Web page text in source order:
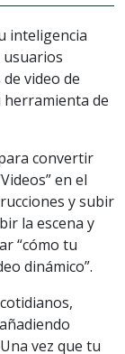
inteligencia
usuarios
video de
herramienta de
convertir
en el
y subir
la escena y
“cómo tu
dinámico”.
vez que tu